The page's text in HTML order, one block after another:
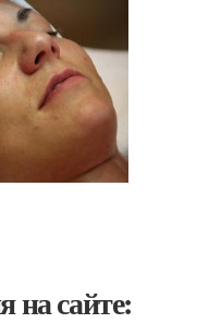
на сайте: